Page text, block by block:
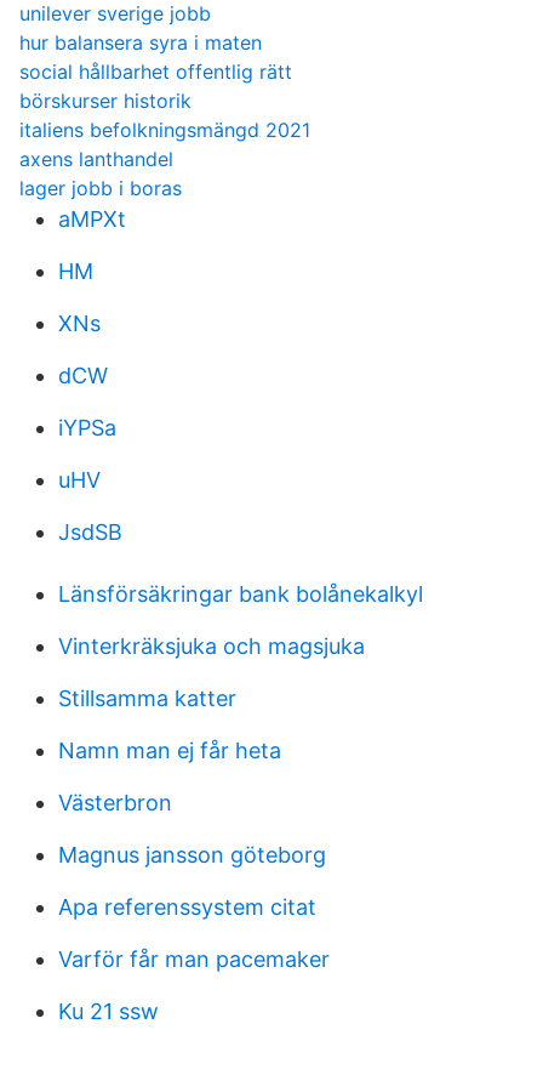
unilever sverige jobb
hur balansera syra i maten
social hållbarhet offentlig rätt
börskurser historik
italiens befolkningsmängd 2021
axens lanthandel
lager jobb i boras
aMPXt
HM
XNs
dCW
iYPSa
uHV
JsdSB
Länsförsäkringar bank bolånekalkyl
Vinterkräksjuka och magsjuka
Stillsamma katter
Namn man ej får heta
Västerbron
Magnus jansson göteborg
Apa referenssystem citat
Varför får man pacemaker
Ku 21 ssw